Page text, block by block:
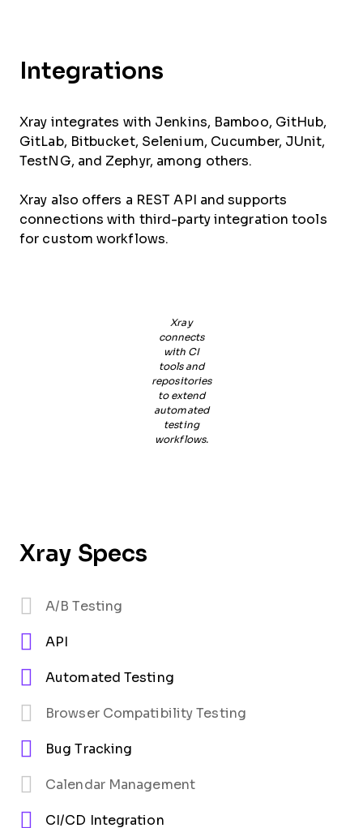
Integrations
Xray integrates with Jenkins, Bamboo, GitHub,
GitLab, Bitbucket, Selenium, Cucumber, JUnit,
TestNG, and Zephyr, among others.
Xray also offers a REST API and supports
connections with third-party integration tools
for custom workflows.
Xray
connects
with CI
tools and
repositories
to extend
automated
testing
workflows.
Xray Specs
A/B Testing
API
Automated Testing
Browser Compatibility Testing
Bug Tracking
Calendar Management
CI/CD Integration